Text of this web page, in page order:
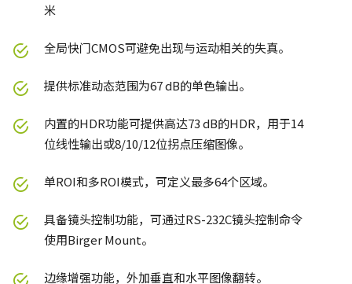
米
全局快门CMOS可避免出现与运动相关的失真。
提供标准动态范围为67 dB的单色输出。
内置的HDR功能可提供高达73 dB的HDR，用于14
位线性输出或8/10/12位拐点压缩图像。
单ROI和多ROI模式，可定义最多64个区域。
具备镜头控制功能，可通过RS-232C镜头控制命令
使用Birger Mount。
边缘增强功能，外加垂直和水平图像翻转。